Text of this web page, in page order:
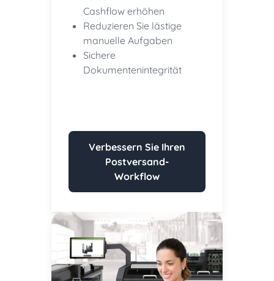
Cashflow erhöhen
Reduzieren Sie lästige
manuelle Aufgaben
Sichere
Dokumentenintegrität
Verbessern Sie Ihren
Postversand-
Workflow